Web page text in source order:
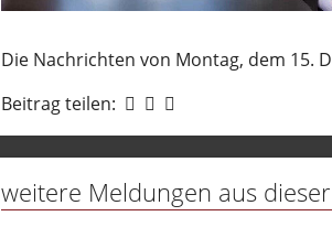
Tipp
Die Nachrichten von Montag, dem 15.
Beitrag teilen:
weitere Meldungen aus